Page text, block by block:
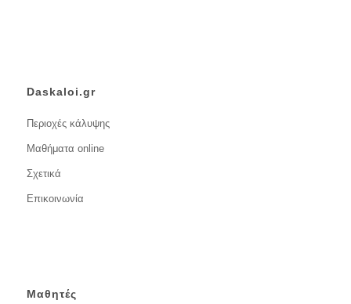
Daskaloi.gr
Περιοχές κάλυψης
Μαθήματα online
Σχετικά
Επικοινωνία
Μαθητές